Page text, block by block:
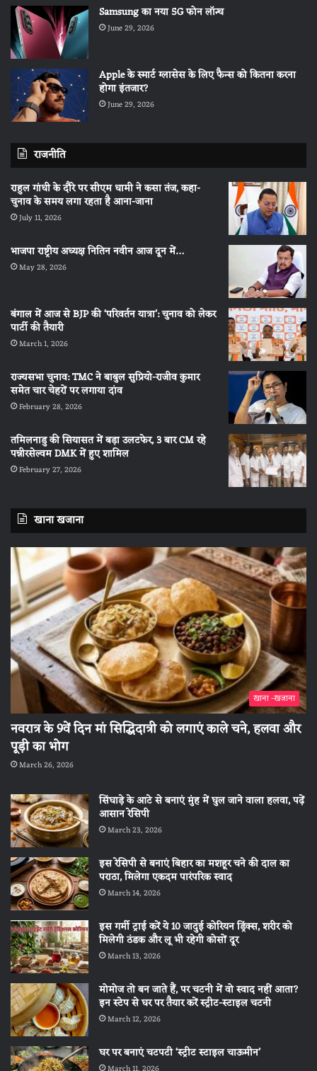
Samsung का नया 5G फोन लॉन्च
June 29, 2026
Apple के स्मार्ट ग्लासेस के लिए फैन्स को कितना करना
होगा इंतजार?
June 29, 2026
राजनीति
राहुल गांधी के दौरे पर सीएम धामी ने कसा तंज, कहा-
चुनाव के समय लगा रहता है आना-जाना
July 11, 2026
भाजपा राष्ट्रीय अध्यक्ष नितिन नवीन आज दून में…
May 28, 2026
बंगाल में आज से BJP की ‘परिवर्तन यात्रा’: चुनाव को लेकर
पार्टी की तैयारी
March 1, 2026
राज्यसभा चुनाव: TMC ने बाबुल सुप्रियो-राजीव कुमार
समेत चार चेहरों पर लगाया दांव
February 28, 2026
तमिलनाडु की सियासत में बड़ा उलटफेर, 3 बार CM रहे
पन्नीरसेल्वम DMK में हुए शामिल
February 27, 2026
खाना खजाना
खाना -खजाना
नवरात्र के 9वें दिन मां सिद्धिदात्री को लगाएं काले चने, हलवा और
पूड़ी का भोग
March 26, 2026
सिंघाड़े के आटे से बनाएं मुंह में घुल जाने वाला हलवा, पढ़ें
आसान रेसिपी
March 23, 2026
इस रेसिपी से बनाएं बिहार का मशहूर चने की दाल का
पराठा, मिलेगा एकदम पारंपरिक स्वाद
March 14, 2026
इस गर्मी ट्राई करें ये 10 जादुई कोरियन ड्रिंक्स, शरीर को
मिलेगी ठंडक और लू भी रहेगी कोसों दूर
March 13, 2026
मोमोज तो बन जाते हैं, पर चटनी में वो स्वाद नहीं आता?
इन स्टेप से घर पर तैयार करें स्ट्रीट-स्टाइल चटनी
March 12, 2026
घर पर बनाएं चटपटी ‘स्ट्रीट स्टाइल चाऊमीन’